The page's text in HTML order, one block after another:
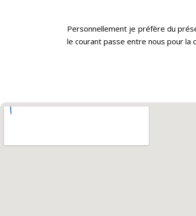
Personnellement je préfère du
le courant passe entre nous pour la